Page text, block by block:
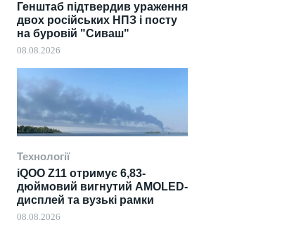
Генштаб підтвердив ураження
двох російських НПЗ і посту
на буровій "Сиваш"
08.08.2026
Технології
iQOO Z11 отримує 6,83-
дюймовий вигнутий AMOLED-
дисплей та вузькі рамки
08.08.2026